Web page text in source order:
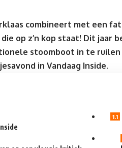
combineert met een
op z’n kop staat! Dit jaar
stoomboot in te
in Vandaag Inside.